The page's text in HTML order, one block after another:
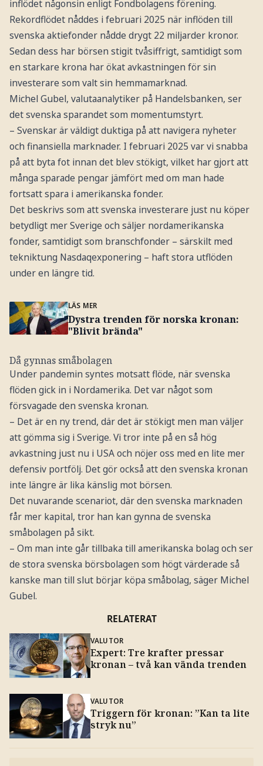
inflödet någonsin enligt Fondbolagens förening.
Rekordflödet nåddes i februari 2025 när inflöden till
svenska aktiefonder nådde drygt 22 miljarder kronor.
Sedan dess har börsen stigit tvåsiffrigt, samtidigt som
en starkare krona har ökat avkastningen för sin
investerare som valt sin hemmamarknad.
Michel Gubel, valutaanalytiker på Handelsbanken, ser
det svenska sparandet som momentumstyrt.
– Svenskar är väldigt duktiga på att navigera nyheter
och finansiella marknader. I februari 2025 var vi snabba
på att byta fot innan det blev stökigt, vilket har gjort att
många sparade pengar jämfört med om man hade
fortsatt spara i amerikanska fonder.
Det beskrivs som att svenska investerare just nu köper
betydligt mer Sverige och säljer nordamerikanska
fonder, samtidigt som branschfonder – särskilt med
tekniktung Nasdaqexponering – haft stora utflöden
under en längre tid.
LÄS MER
Dystra trenden för norska kronan:
"Blivit brända"
Då gynnas småbolagen
Under pandemin syntes motsatt flöde, när svenska
flöden gick in i Nordamerika. Det var något som
försvagade den svenska kronan.
– Det är en ny trend, där det är stökigt men man väljer
att gömma sig i Sverige. Vi tror inte på en så hög
avkastning just nu i USA och nöjer oss med en lite mer
defensiv portfölj. Det gör också att den svenska kronan
inte längre är lika känslig mot börsen.
Det nuvarande scenariot, där den svenska marknaden
får mer kapital, tror han kan gynna de svenska
småbolagen på sikt.
– Om man inte går tillbaka till amerikanska bolag och ser
de stora svenska börsbolagen som högt värderade så
kanske man till slut börjar köpa småbolag, säger Michel
Gubel.
RELATERAT
VALUTOR
Expert: Tre krafter pressar
kronan – två kan vända trenden
VALUTOR
Triggern för kronan: ”Kan ta lite
stryk nu”